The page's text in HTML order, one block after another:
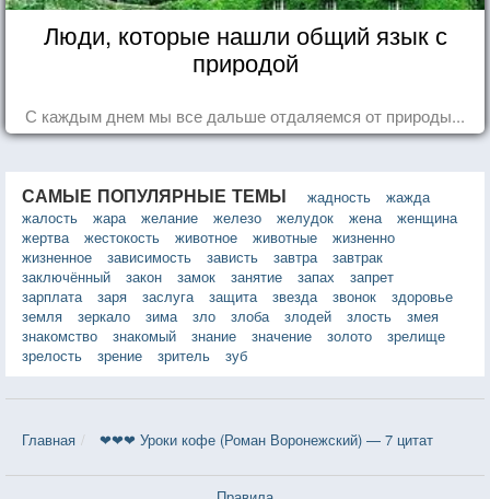
Люди, которые нашли общий язык с
природой
С каждым днем мы все дальше отдаляемся от природы...
САМЫЕ ПОПУЛЯРНЫЕ ТЕМЫ жадность
жажда
жалость
жара желание железо желудок жена
женщина
жертва
жестокость животное животные
жизненно
жизненное
зависимость зависть завтра
завтрак
заключённый
закон замок занятие запах
запрет
зарплата
заря заслуга защита звезда звонок
здоровье
земля
зеркало зима зло злоба злодей злость
змея
знакомство
знакомый знание значение золото
зрелище
зрелость
зрение зритель зуб
Главная ❤❤❤ Уроки кофе (Роман Воронежский) — 7 цитат